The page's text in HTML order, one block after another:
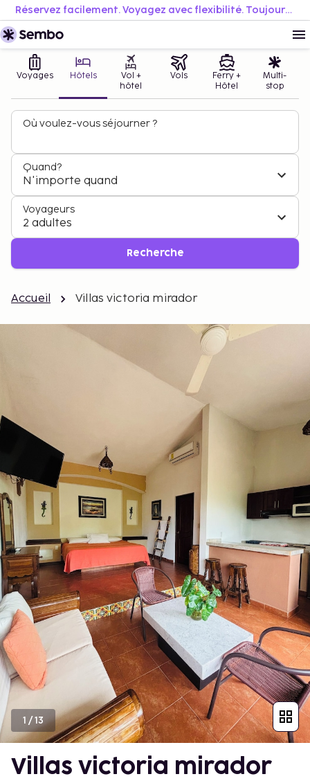
Réservez facilement. Voyagez avec flexibilité. Toujours au meilleur prix.
Voyages Hôtels
Vol +
hôtel
Vols
Ferry +
Hôtel
Multi-
stop
Où voulez-vous séjourner ?
Quand?
N'importe quand
Voyageurs
2 adultes
Recherche
Accueil Villas victoria mirador
1 /13
Villas victoria mirador